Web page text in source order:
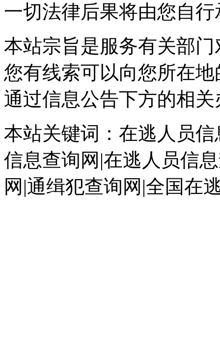
一切法律后果将由您自行
本站宗旨是服务有关部
您有线索可以向您所在
通过信息公告下方的相
本站关键词：在逃人员
信息查询网|在逃人员信
网|通缉犯查询网|全国在